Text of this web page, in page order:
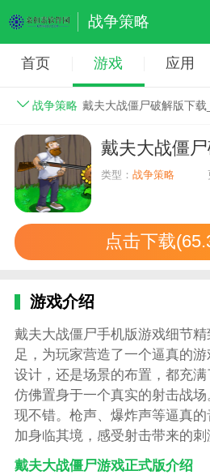
战争策略
首页 游戏 应用
战争策略 戴夫大战僵尸破解版下载
类型：战争策略
点击下载
游戏介绍
戴夫大战僵尸手机版游戏细节
足，为玩家营造了一个逼真的
设计，还是场景的布置，都充
仿佛置身于一个真实的射击战
现不错。枪声、爆炸声等逼真
加身临其境，感受射击带来的刺
戴夫大战僵尸游戏正式版介绍